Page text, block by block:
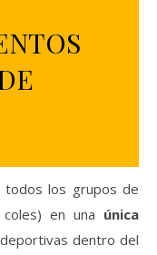
todos los grupos de
en una única
dentro del